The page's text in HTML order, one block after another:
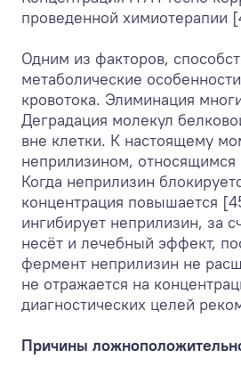
проведенной химиотерапии
Одним из факторов,
метаболические
кровотока. Элиминация
Деградация молекул
вне клетки. К настоящему
неприлизином, относящимся
Когда неприлизин
концентрация повышается
ингибирует неприлизин, за
несёт и лечебный эффект,
фермент неприлизин не
не отражается на
диагностических целей
Причины